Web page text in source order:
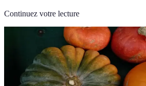
Continuez votre lecture